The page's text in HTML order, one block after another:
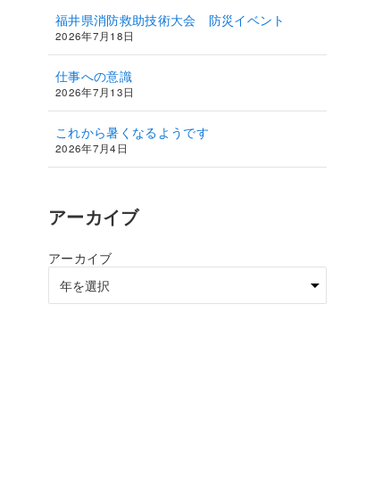
福井県消防救助技術大会 防災イベント
2026年7月18日
仕事への意識
2026年7月13日
これから暑くなるようです
2026年7月4日
アーカイブ
アーカイブ